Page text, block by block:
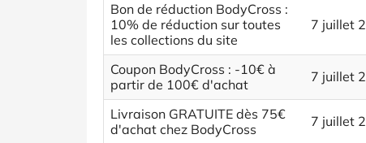
Bon de réduction BodyCross :
10% de réduction sur toutes
les collections du site
7 juillet
Coupon BodyCross : -10€ à
partir de 100€ d'achat
7 juillet
Livraison GRATUITE dès 75€
d'achat chez BodyCross
7 juillet